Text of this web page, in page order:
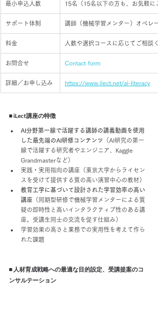
最小申込人数 15名（15名以下の方も、お気軽に
サポート体制 講師（機械学習メンター）オペレ
料金 人数や選択コースに応じてご相談
お問合せ Contact form
詳細／お申し込み https://www.ilect.net/ai-literacy
■ iLect講座の特徴
AI分野第一線で活躍する講師の講義動画を使用
した最先端のAI研修コンテンツ
（AI研究の第一
線で活躍する研究者やエンジニア、Kaggle
Grandmasterなど）
実践・実用指向の講座（東京大学からライセン
スを受けて提供する質の高い演習中心の教材）
教育工学に基づいて設計された学習効率の高い
講座 （同期型研修で機械学習メンターによる質
疑の即時性と高いインタラクティブ性のある講
座。受講生同士の交流を促す仕組み）
学習効果の高さと業務での実用性を考えて作ら
れた課題
■ 人材育成戦略への最適な目的設定、受講提案のコ
ンサルテーション